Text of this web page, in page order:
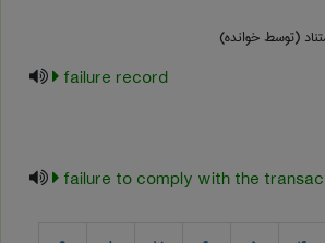
(توسط خوانده)
failure record
failure to comply with the